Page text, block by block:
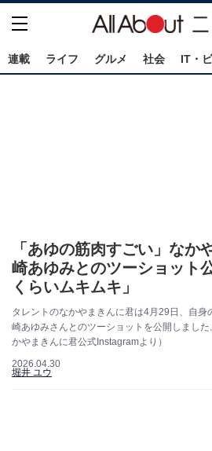
連載 ライフ グルメ 社会 IT・
「あゆの筋肉すごい」なか
崎あゆみとのツーショット
くらいムキムキ」
タレントのなかやまきんに君は4月29日、自
崎あゆみさんとのツーショットを公開しまし
かやまきんに君公式Instagramより）
2026.04.30
堀井 ユウ